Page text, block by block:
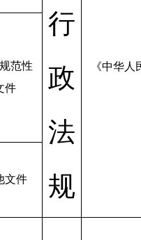
行
政
法
规
《中华
范性
件
文件